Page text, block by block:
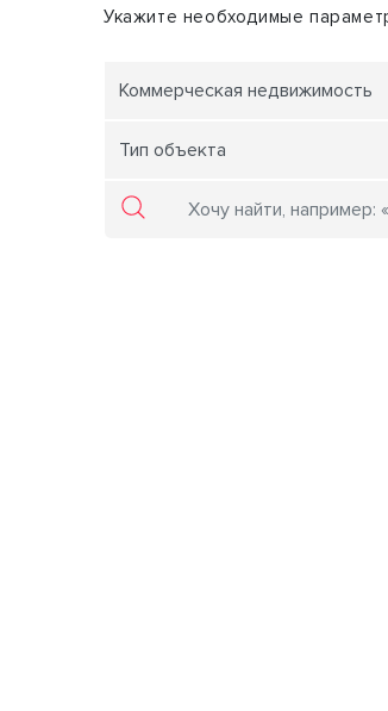
Торговое помещение
Склад
Укажите необходимые
Коммерческая недвижимость
Тип объекта